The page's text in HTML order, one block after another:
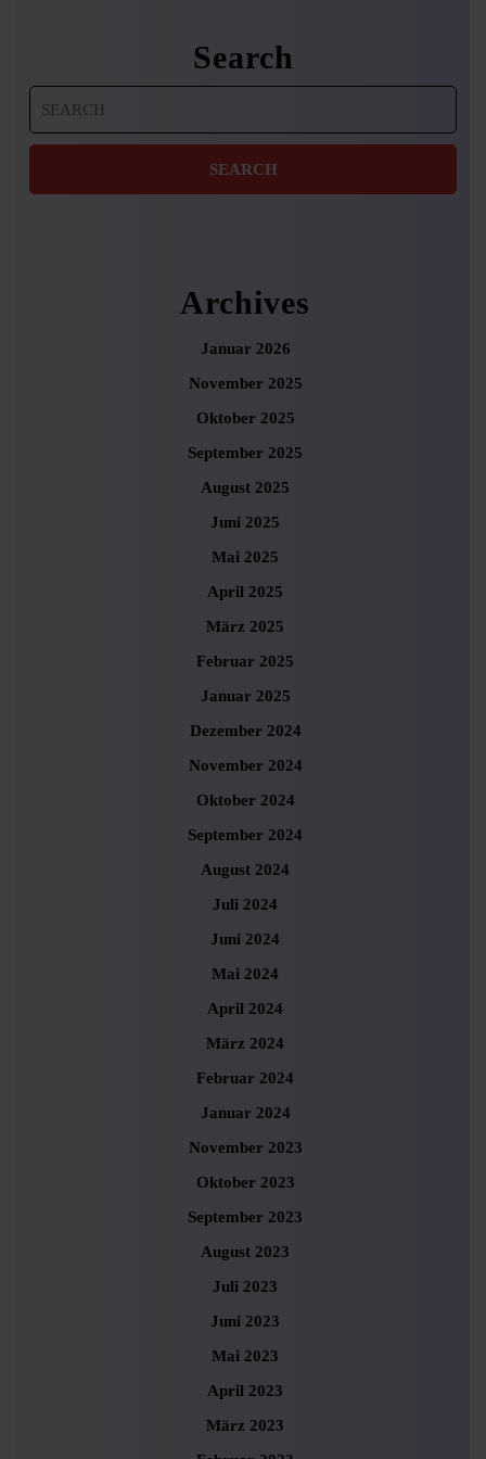
Search
for:
Archives
Januar 2026
November 2025
Oktober 2025
September 2025
August 2025
Juni 2025
Mai 2025
April 2025
März 2025
Februar 2025
Januar 2025
Dezember 2024
November 2024
Oktober 2024
September 2024
August 2024
Juli 2024
Juni 2024
Mai 2024
April 2024
März 2024
Februar 2024
Januar 2024
November 2023
Oktober 2023
September 2023
August 2023
Juli 2023
Juni 2023
Mai 2023
April 2023
März 2023